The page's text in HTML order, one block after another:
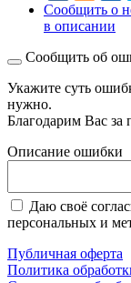
Сообщить о
в описании
Сообщить об
Укажите суть
нужно.
Благодарим Вас за
Описание ошибки
Даю своё
персональных и
Публичная оферта
Политика